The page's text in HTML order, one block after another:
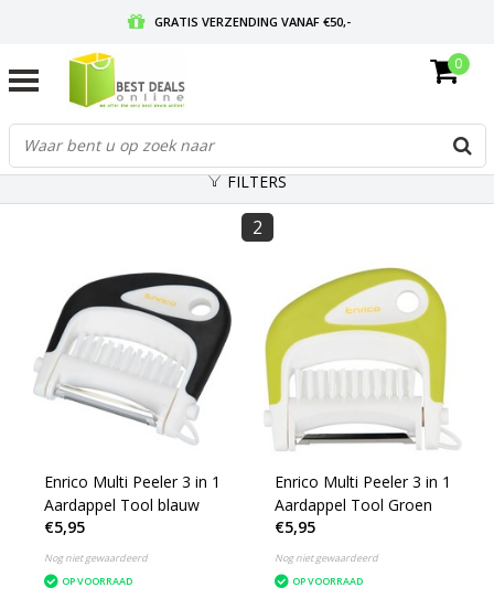
GRATIS VERZENDING VANAF €50,-
GRATIS RETOURNEREN EN 30 DAGEN BEDENKTIJD
0
FILTERS
2
Enrico Multi Peeler 3 in 1
Aardappel Tool blauw
€5,95
Nog niet gewaardeerd
OP VOORRAAD
Enrico Multi Peeler 3 in 1
Aardappel Tool Groen
€5,95
Nog niet gewaardeerd
OP VOORRAAD